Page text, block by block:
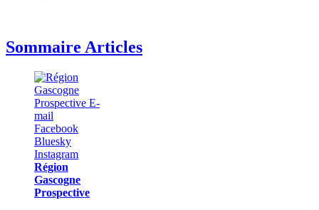
Sommaire Articles
Région
Gascogne
Prospective